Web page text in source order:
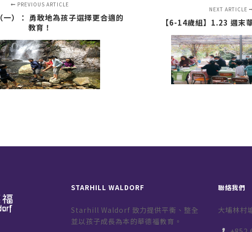
PREVIOUS ARTICLE
一）： 勇敢地為孩子選擇更合適的
教育！
NEXT ARTICLE
【6-14歲組】1.23 週末
STARHILL WALDORF
Starhill Waldorf 致力提供平衡、整全
並以孩子成長為本的華德福教育。
聯絡我們
大埔林村